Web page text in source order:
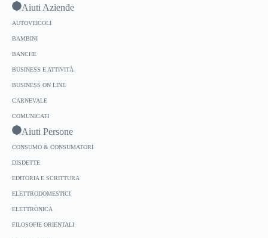
Aiuti Aziende
AUTOVEICOLI
BAMBINI
BANCHE
BUSINESS E ATTIVITÀ
BUSINESS ON LINE
CARNEVALE
COMUNICATI
Aiuti Persone
CONSUMO & CONSUMATORI
DISDETTE
EDITORIA E SCRITTURA
ELETTRODOMESTICI
ELETTRONICA
FILOSOFIE ORIENTALI